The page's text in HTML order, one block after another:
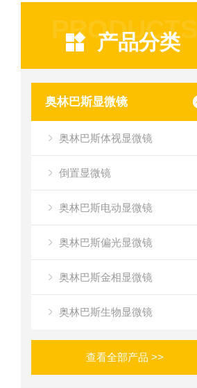
PRODUCTS
产品分类
奥林巴斯显微镜
奥林巴斯体视显微镜
倒置显微镜
奥林巴斯电动显微镜
奥林巴斯偏光显微镜
奥林巴斯金相显微镜
奥林巴斯生物显微镜
查看全部产品 >>